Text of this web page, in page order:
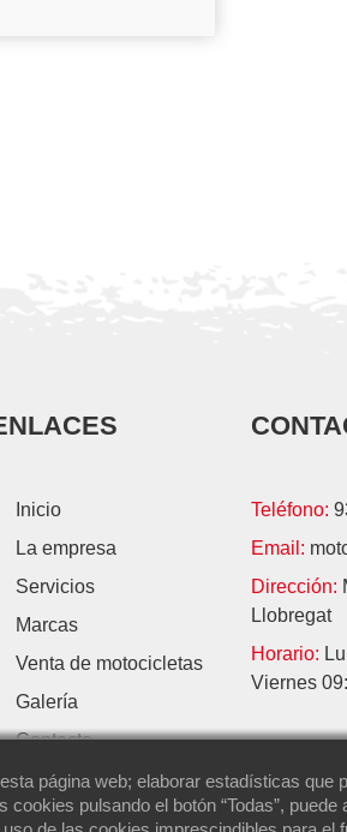
Inicio
La empresa
Servicios
Marcas
Venta de motocicletas
Galería
Contacto
Teléfono:
Email:
Dirección:
Llobregat
Horario:
Viernes
página web; elaborar estadísticas que
pulsando el botón “Todas”,